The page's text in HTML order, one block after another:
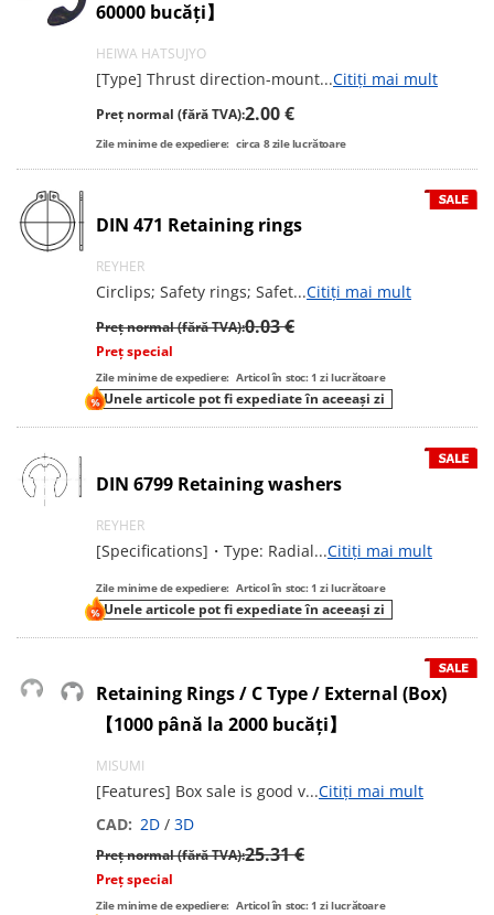
60000 bucăți】
HEIWA HATSUJYO
[Type] Thrust direction-mount...Citiți mai mult
Preț normal (fără TVA):2.00 €
Zile minime de expediere: circa 8zile lucrătoare
DIN 471 Retaining rings
REYHER
Circlips; Safety rings; Safet...Citiți mai mult
Preț normal (fără TVA):0.03 €
Preț special
Zile minime de expediere: Articol în stoc: 1 zi lucrătoare
Unele articole pot fi expediate în aceeași zi
DIN 6799 Retaining washers
REYHER
[Specifications]・Type: Radial...Citiți mai mult
Zile minime de expediere: Articol în stoc: 1 zi lucrătoare
Unele articole pot fi expediate în aceeași zi
Retaining Rings / C Type / External (Box)
【1000 până la 2000 bucăți】
MISUMI
[Features] Box sale is good v...Citiți mai mult
CAD: 2D / 3D
Preț normal (fără TVA):25.31 €
Preț special
Zile minime de expediere: Articol în stoc: 1 zi lucrătoare